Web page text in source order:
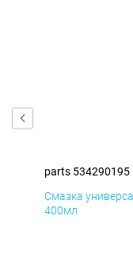
parts 534290195
Смазка
400мл